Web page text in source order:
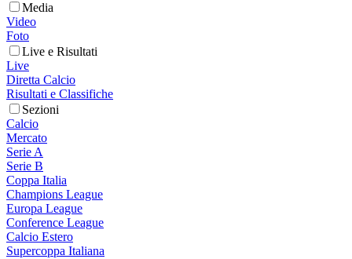
Media
Video
Foto
Live e Risultati
Live
Diretta Calcio
Risultati e Classifiche
Sezioni
Calcio
Mercato
Serie A
Serie B
Coppa Italia
Champions League
Europa League
Conference League
Calcio Estero
Supercoppa Italiana